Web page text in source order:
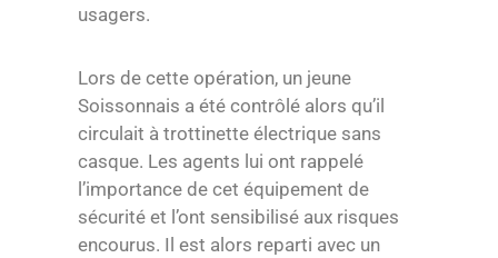
usagers.
Lors de cette opération, un jeune
Soissonnais a été contrôlé alors qu’il
circulait à trottinette électrique sans
casque. Les agents lui ont rappelé
l’importance de cet équipement de
sécurité et l’ont sensibilisé aux risques
encourus. Il est alors reparti avec un